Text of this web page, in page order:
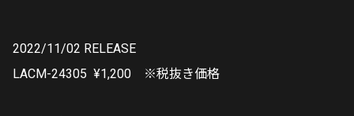
2022/11/02 RELEASE
LACM-24305 ¥1,200 ※税抜き価格